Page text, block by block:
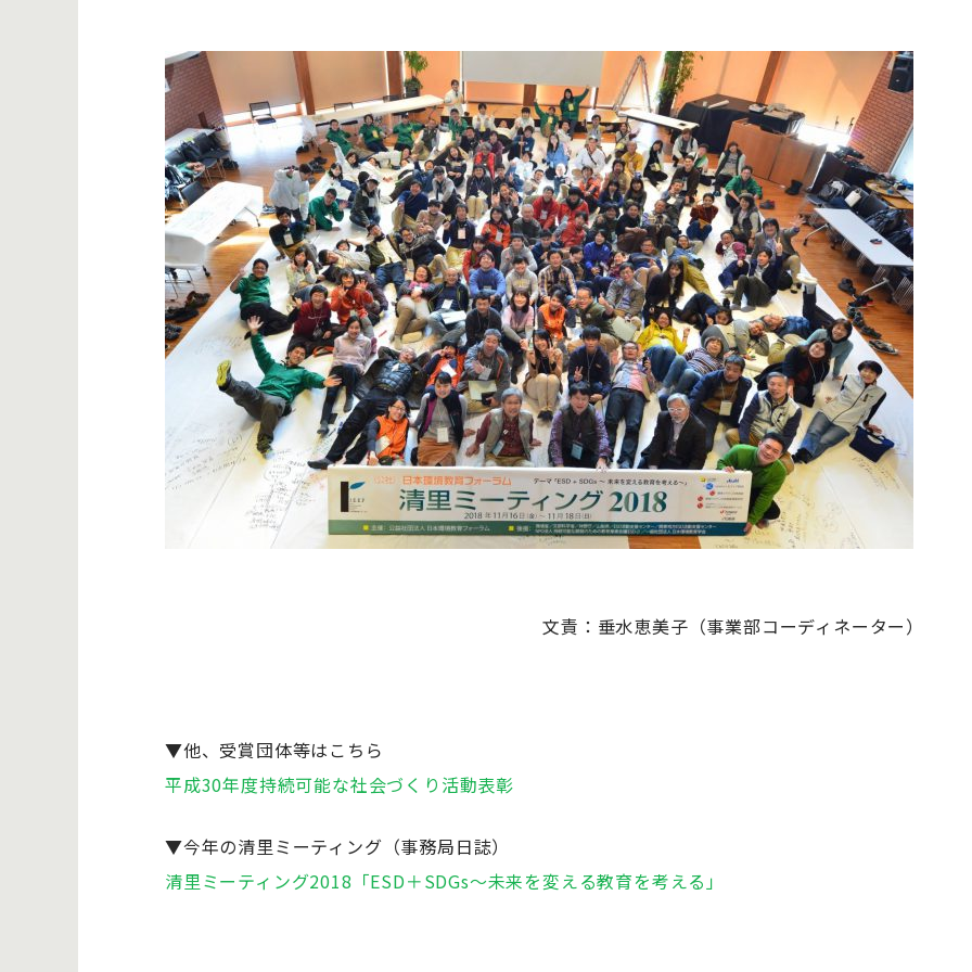
文責：垂水恵美子（事業部コーディネーター）
▼他、受賞団体等はこちら
平成30年度持続可能な社会づくり活動表彰
▼今年の清里ミーティング（事務局日誌）
清里ミーティング2018「ESD＋SDGs～未来を変える教育を考える」